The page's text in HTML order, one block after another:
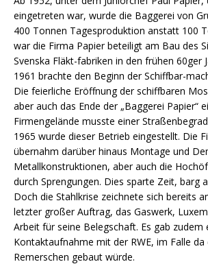
eingetreten war, wurde die Baggerei von
400 Tonnen Tagesproduktion anstatt 100
war die Firma Papier beteiligt am Bau des
Svenska Fläkt-fabriken in den frühen 60ger
1961 brachte den Beginn der Schiffbar-
Die feierliche Eröffnung der schiffbaren
aber auch das Ende der „Baggerei Papier“
Firmengelände musste einer
1965 wurde dieser Betrieb eingestellt. Die
übernahm darüber hinaus Montage und
Metallkonstruktionen, aber auch die
durch Sprengungen. Dies sparte Zeit, barg
Doch die Stahlkrise zeichnete sich bereits
letzter großer Auftrag, das Gaswerk,
Arbeit für seine Belegschaft. Es gab zudem
Kontaktaufnahme mit der RWE, im Falle da
Remerschen gebaut würde.